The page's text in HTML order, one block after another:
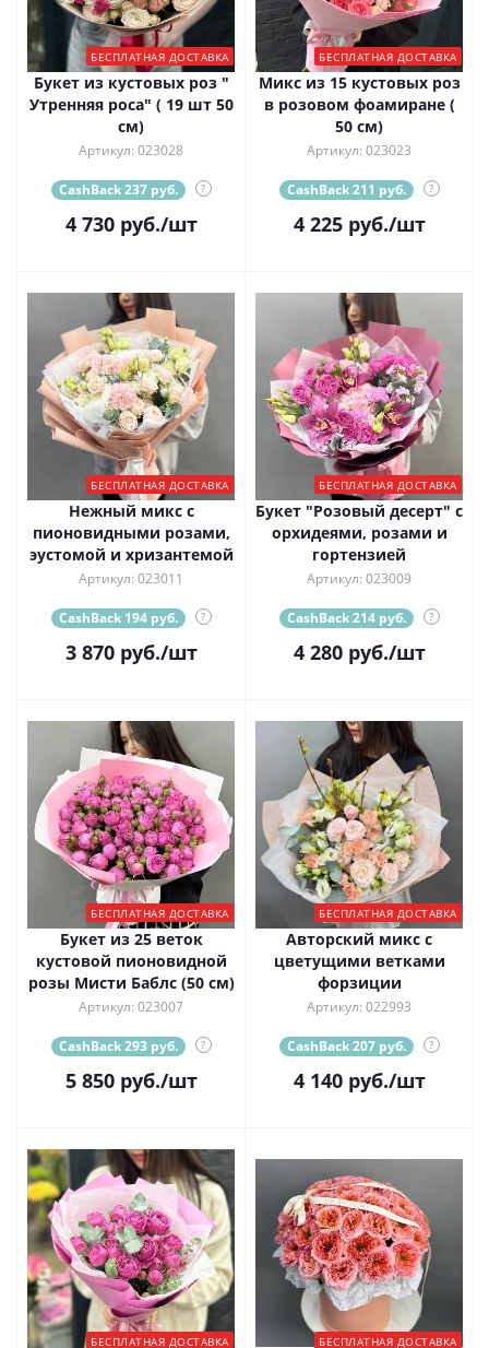
БЕСПЛАТНАЯ ДОСТАВКА
Букет из кустовых роз "
Утренняя роса" ( 19 шт 50
см)
Артикул: 023028
CashBack 237 руб. ?
4 730руб./шт
БЕСПЛАТНАЯ ДОСТАВКА
Микс из 15 кустовых роз
в розовом фоамиране (
50 см)
Артикул: 023023
CashBack 211 руб. ?
4 225руб./шт
БЕСПЛАТНАЯ ДОСТАВКА
Нежный микс с
пионовидными розами,
эустомой и хризантемой
Артикул: 023011
CashBack 194 руб. ?
3 870руб./шт
БЕСПЛАТНАЯ ДОСТАВКА
Букет "Розовый десерт" с
орхидеями, розами и
гортензией
Артикул: 023009
CashBack 214 руб. ?
4 280руб./шт
БЕСПЛАТНАЯ ДОСТАВКА
Букет из 25 веток
кустовой пионовидной
розы Мисти Баблс (50 см)
Артикул: 023007
CashBack 293 руб. ?
5 850руб./шт
БЕСПЛАТНАЯ ДОСТАВКА
Авторский микс с
цветущими ветками
форзиции
Артикул: 022993
CashBack 207 руб. ?
4 140руб./шт
БЕСПЛАТНАЯ ДОСТАВКА БЕСПЛАТНАЯ ДОСТАВКА